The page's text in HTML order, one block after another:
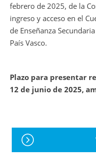
febrero de 2025, de la
ingreso y acceso en el
de Enseñanza
País Vasco.
Plazo para presentar
12 de junio de 2025,